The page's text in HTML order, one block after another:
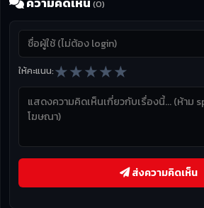
(0)
ให้คะแนน:★★★★★
ส่งความคิดเห็น